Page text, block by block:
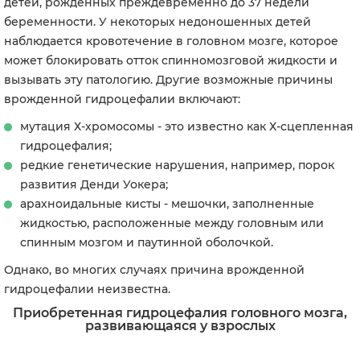
беременности. У некоторых недоношенных детей
наблюдается кровотечение в головном мозге, которое
может блокировать отток спинномозговой жидкости и
вызывать эту патологию. Другие возможные причины
врожденной гидроцефалии включают:
мутация Х-хромосомы - это известно как Х-сцепленная
гидроцефалия;
редкие генетические нарушения, например, порок
развития Денди Уокера;
арахноидальные кисты - мешочки, заполненные
жидкостью, расположенные между головным или
спинным мозгом и паутинной оболочкой.
Однако, во многих случаях причина врожденной
гидроцефалии неизвестна.
Приобретенная гидроцефалия головного мозга,
развивающаяся у взрослых